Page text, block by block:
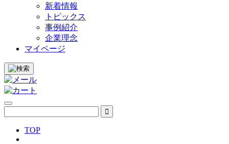
新着情報
トピックス
事例紹介
企業理念
マイページ
TOP